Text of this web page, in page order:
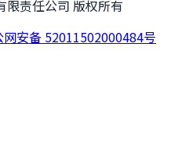
限责任公司 版权所有
网安备 52011502000484号